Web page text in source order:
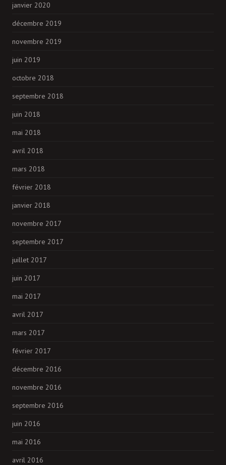
janvier 2020
décembre 2019
novembre 2019
juin 2019
octobre 2018
septembre 2018
juin 2018
mai 2018
avril 2018
mars 2018
février 2018
janvier 2018
novembre 2017
septembre 2017
juillet 2017
juin 2017
mai 2017
avril 2017
mars 2017
février 2017
décembre 2016
novembre 2016
septembre 2016
juin 2016
mai 2016
avril 2016